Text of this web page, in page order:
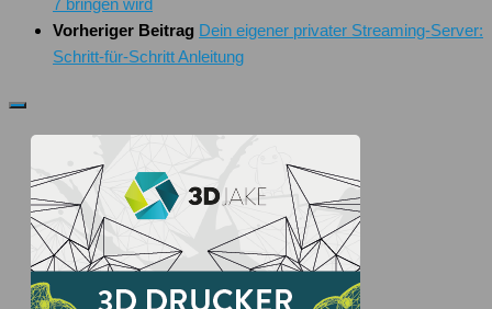
7 bringen wird
Vorheriger Beitrag Dein eigener privater Streaming-Server:
Schritt-für-Schritt Anleitung